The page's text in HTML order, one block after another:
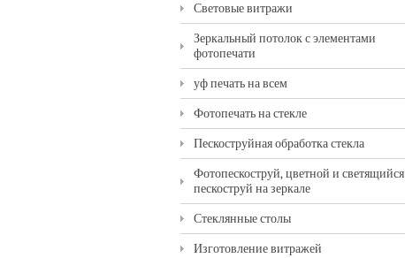
Световые витражи
Зеркальный потолок с элементами
фотопечати
уф печать на всем
Фотопечать на стекле
Пескоструйная обработка стекла
Фотопескоструй, цветной и светящийся
пескоструй на зеркале
Стеклянные столы
Изготовление витражей